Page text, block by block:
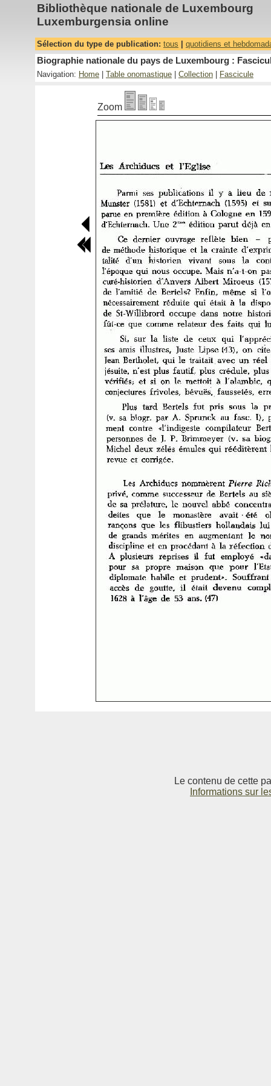
Bibliothèque nationale de Luxembourg
Luxemburgensia online
Sélection du type de publication: tous quotidiens et
Biographie nationale du pays de Luxembourg :
Navigation: Home Table onomastique Collection Fascicule
Zoom
Le contenu de cette
Informations sur